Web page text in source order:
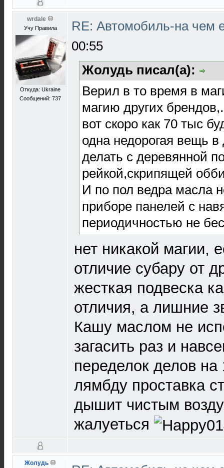
wrdale
Учу Правила
Откуда: Ukraine
Сообщений: 737
RE: Автомобиль-на чем
00:55
Жолудь писал(а):
Верил в то время в
магию других
вот скоро как 70 тыс
одна недорогая вещь
делать с деревянной
рейкой,скрипящей
И по пол ведра масла
приборе панелей с
периодичностью не
нет никакой магии,
отличие субару от
жесткая подвеска
отличия, а лишние
Кашу маслом не
загасить раз и
переделок делов
лямбду проставка
дышит чистым
жалуеться
Жолудь